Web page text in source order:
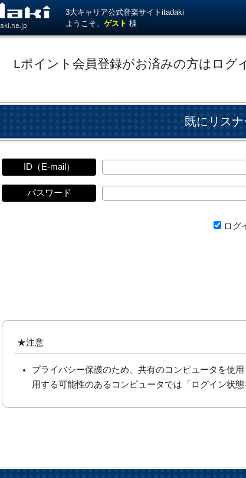
3大キャリア公式音楽サイトitadaki
ようこそ、ゲスト 様
Lポイント会員登録がお済みの方はログ
既にリス
ID（E-mail）
パスワード
ログ
★注意
プライバシー保護のため、共有のコンピュータを使
用する可能性のあるコンピュータでは「ログイン状